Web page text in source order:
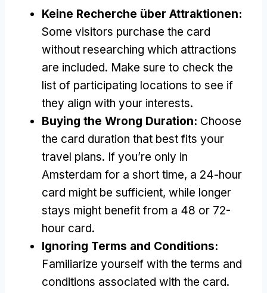
Keine Recherche über Attraktionen:
Some visitors purchase the card
without researching which attractions
are included. Make sure to check the
list of participating locations to see if
they align with your interests.
Buying the Wrong Duration: Choose
the card duration that best fits your
travel plans. If you’re only in
Amsterdam for a short time, a 24-hour
card might be sufficient, while longer
stays might benefit from a 48 or 72-
hour card.
Ignoring Terms and Conditions:
Familiarize yourself with the terms and
conditions associated with the card.